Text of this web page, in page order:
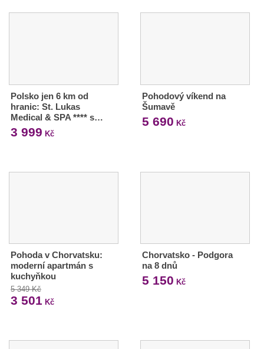
Polsko jen 6 km od
hranic: St. Lukas
Medical & SPA **** s…
3 999 Kč
Pohodový víkend na
Šumavě
5 690 Kč
Pohoda v Chorvatsku:
moderní apartmán s
kuchyňkou
5 349 Kč
3 501 Kč
Chorvatsko - Podgora
na 8 dnů
5 150 Kč